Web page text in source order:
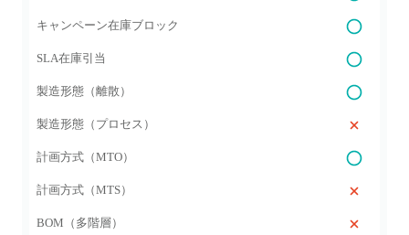
キャンペーン在庫ブロック
SLA在庫引当
製造形態（離散）
製造形態（プロセス）
計画方式（MTO）
計画方式（MTS）
BOM（多階層）